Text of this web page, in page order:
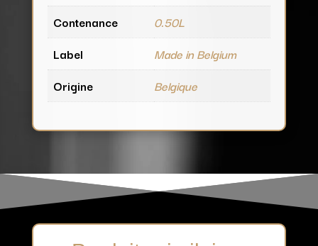
Contenance
0.50L
Label
Made in Belgium
Origine
Belgique